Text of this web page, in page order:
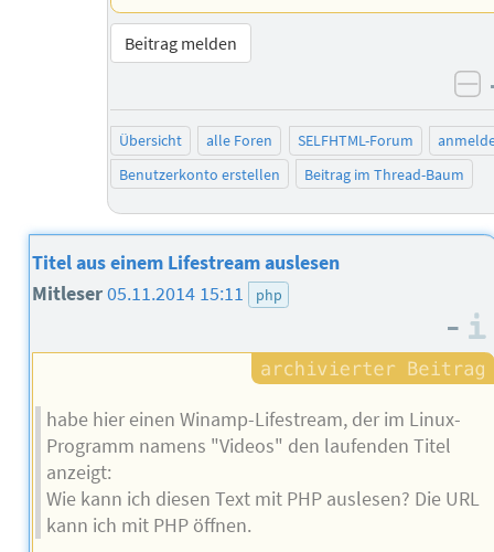
Beitrag melden
Übersicht alle Foren SELFHTML-Forum
Benutzerkonto erstellen
Beitrag im Thread-Baum
Titel aus einem Lifestream auslesen
Mitleser05.11.2014 15:11 php
–
habe hier einen Winamp-Lifestream, der im Linux-
Programm namens "Videos" den laufenden Titel
anzeigt:
Wie kann ich diesen Text mit PHP auslesen? Die URL
kann ich mit PHP öffnen.